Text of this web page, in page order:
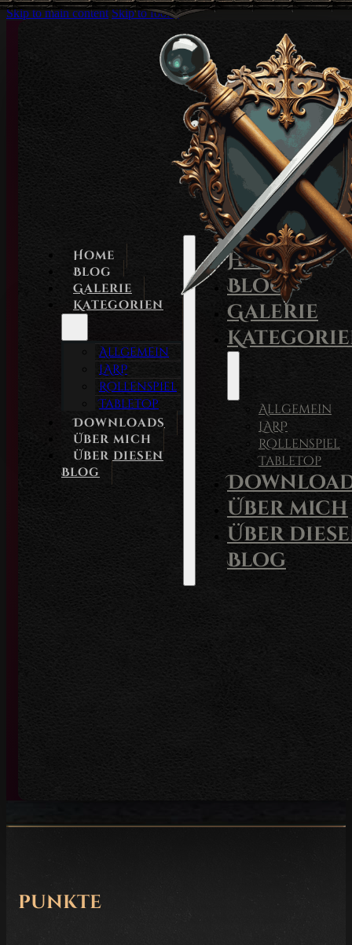
Skip to main content Skip to footer
Home
Blog
Galerie
Kategorien
Allgemein
LARP
Rollenspiel
Tabletop
Downloads
Über mich
Über diesen
Blog
Home
Blog
Galerie
Allgemein
LARP
Rollenspiel
Tabletop
Über mich
Über
Blog
punkte